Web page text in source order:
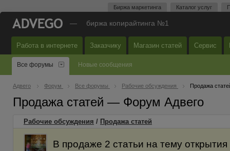
Биржа маркетинга Каталог услуг
— биржа копирайтинга №1
Работа в интернете Заказчику Магазин статей Сервис
Все форумы Новые сообщения
Адвего Форум Все форумы Рабочие обсуждения Продажа
Продажа статей — Форум Адвего
Рабочие обсуждения / Продажа статей
В продаже 2 статьи на тему открытия